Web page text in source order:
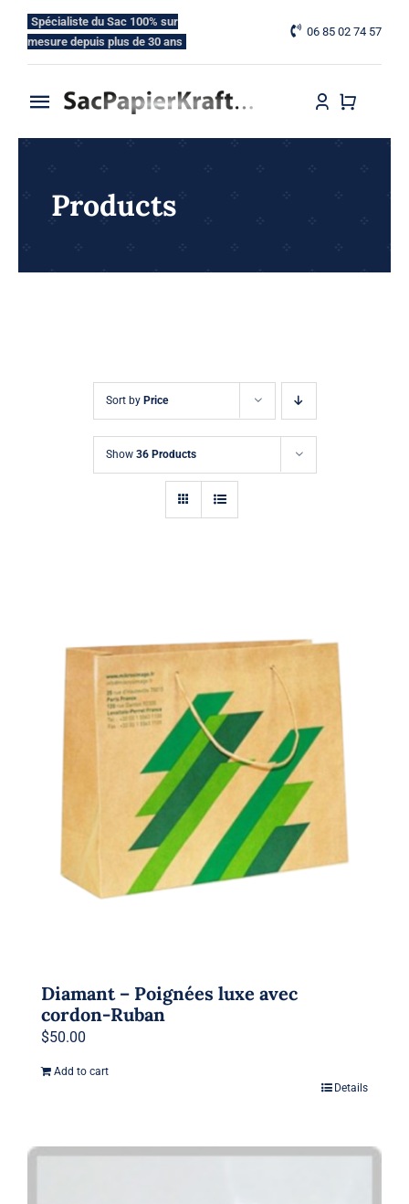
content
Spécialiste du Sac 100% sur
mesure depuis plus de 30 ans
06 85 02 74 57
Toggle
Navigation
Nos Gammes
Products
Sort by Price
Show 36 Products
Diamant – Poignées luxe avec
cordon-Ruban
$50.00
Add to cart
Details